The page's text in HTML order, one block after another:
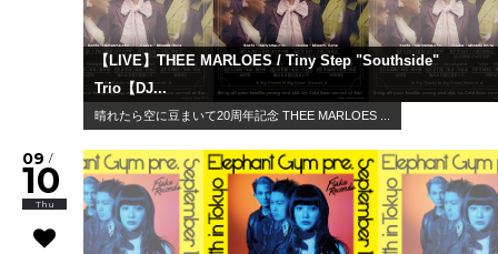
【LIVE】THEE MARLOES / Tiny Step "Southside"
Trio【DJ...
晴れたら空に豆まいて20周年記念 THEE MARLOES ...
09 /
10
Thu